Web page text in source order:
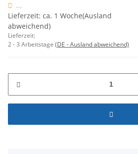
...
Lieferzeit: ca. 1 Woche(Ausland
abweichend)
Lieferzeit:
2 - 3 Arbeitstage (DE - Ausland abweichend)